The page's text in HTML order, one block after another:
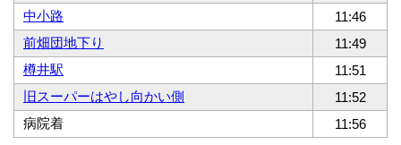
中小路
11:46
前畑団地下り
11:49
樽井駅
11:51
旧スーパーはやし向かい側
11:52
病院着
11:56